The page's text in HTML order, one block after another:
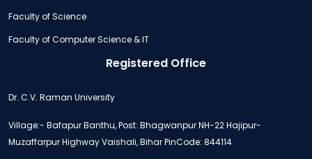
Faculty of Science
Faculty of Computer Science & IT
Registered Office
Dr. C.V. Raman University
Village:- Bafapur Banthu, Post: Bhagwanpur NH-22 Hajipur-
Muzaffarpur Highway Vaishali, Bihar PinCode: 844114